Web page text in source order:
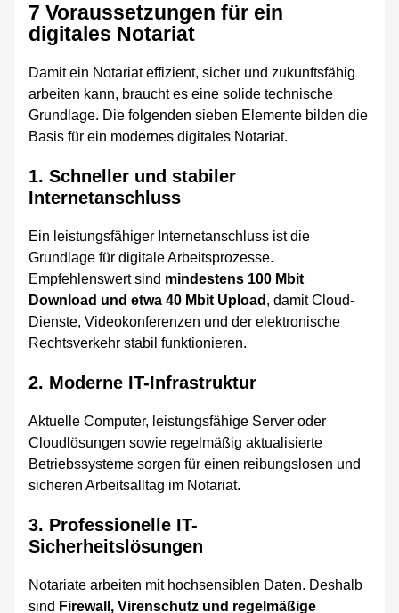
7 Voraussetzungen für ein
digitales Notariat
Damit ein Notariat effizient, sicher und zukunftsfähig
arbeiten kann, braucht es eine solide technische
Grundlage. Die folgenden sieben Elemente bilden die
Basis für ein modernes digitales Notariat.
1. Schneller und stabiler
Internetanschluss
Ein leistungsfähiger Internetanschluss ist die
Grundlage für digitale Arbeitsprozesse.
Empfehlenswert sind mindestens 100 Mbit
Download und etwa 40 Mbit Upload , damit Cloud-
Dienste, Videokonferenzen und der elektronische
Rechtsverkehr stabil funktionieren.
2. Moderne IT-Infrastruktur
Aktuelle Computer, leistungsfähige Server oder
Cloudlösungen sowie regelmäßig aktualisierte
Betriebssysteme sorgen für einen reibungslosen und
sicheren Arbeitsalltag im Notariat.
3. Professionelle IT-
Sicherheitslösungen
Notariate arbeiten mit hochsensiblen Daten. Deshalb
sind Firewall, Virenschutz und regelmäßige